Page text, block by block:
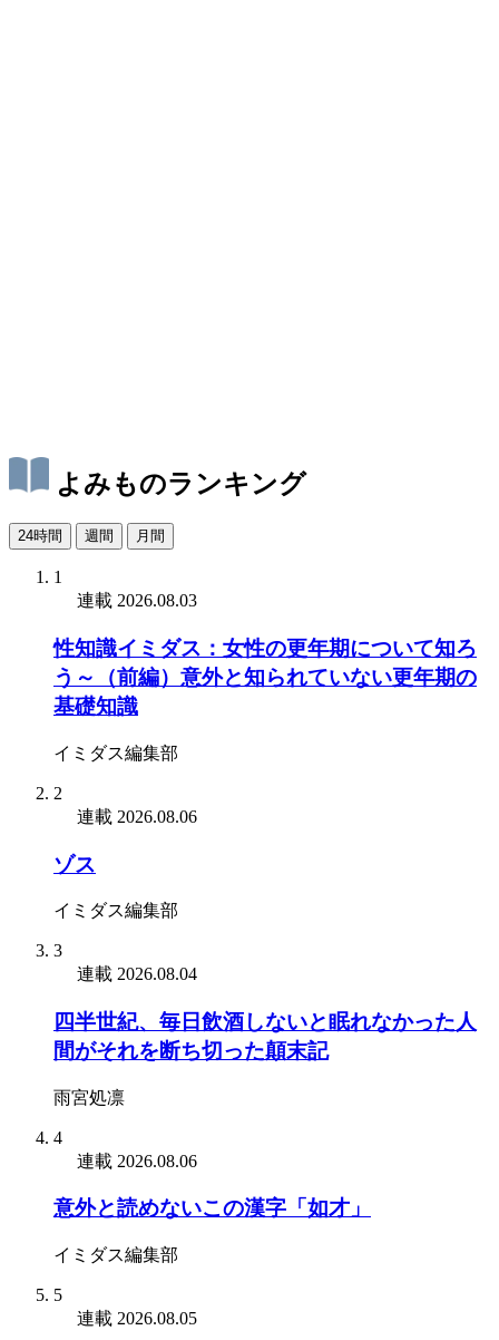
よみものランキング
24時間 週間 月間
1
連載 2026.08.03
性知識イミダス：女性の更年期について知ろ
う～（前編）意外と知られていない更年期の
基礎知識
イミダス編集部
2
連載 2026.08.06
ゾス
イミダス編集部
3
連載 2026.08.04
四半世紀、毎日飲酒しないと眠れなかった人
間がそれを断ち切った顛末記
雨宮処凛
4
連載 2026.08.06
意外と読めないこの漢字「如才」
イミダス編集部
5
連載 2026.08.05